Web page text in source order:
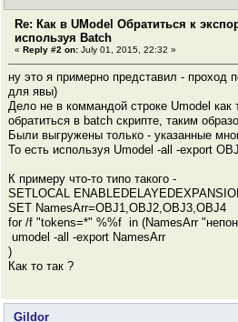
Re: Как в UModel Обратиться к
используя Batch
« Reply #2 on: July 01, 2015, 22:32 »
ну это я примерно представил - проход
для явы)
Дело не в коммандой строке Umodel как
обратиться в batch скрипте, таким
Были выгружены только - указанные
То есть используя Umodel -all -export
К примеру что-то типо такого -
SETLOCAL
SET NamesArr=OBJ1,OBJ2,OBJ3,OBJ4
for /f "tokens=*" %%f in (NamesArr
umodel -all -export NamesArr
)
Как то так ?
Gildor